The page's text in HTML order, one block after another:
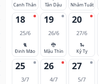
Canh Thân
Tân Dậu
Nhâm Tuất
18
25/6
🐈
Đinh Mão
19
26/6
🐉
Mậu Thìn
20
27/6
🐍
Kỷ Tỵ
25
3/7
26
4/7
27
5/7